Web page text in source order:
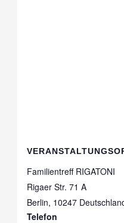
Familientreff RIGATONI
Rigaer Str. 71 A
Berlin, 10247
Telefon